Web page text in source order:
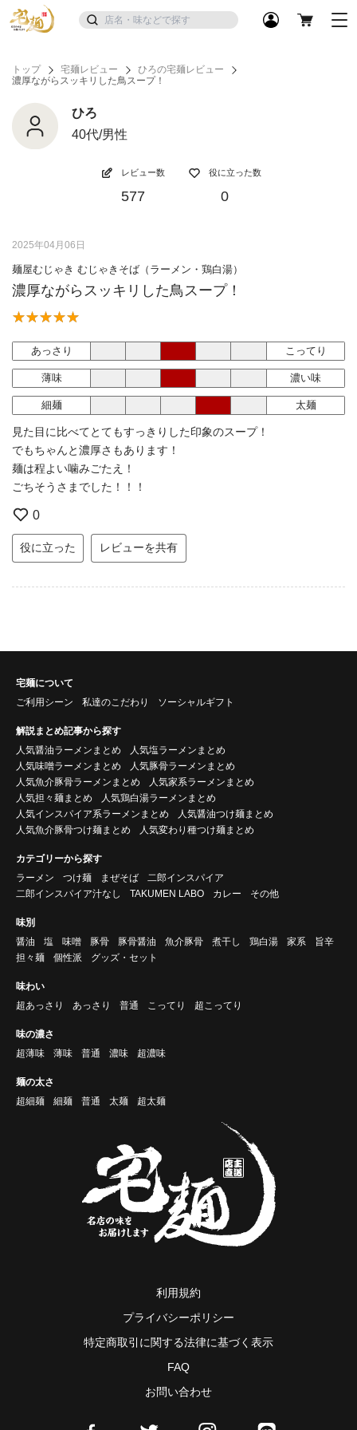
トップ 宅麺レビュー
ひろの宅麺レビュー
濃厚ながらスッキリした鳥スープ！
ひろ
40代/男性
レビュー数
577
役に立った数
0
2025年04月06日
麺屋むじゃき むじゃきそば（ラーメン・鶏白湯）
濃厚ながらスッキリした鳥スープ！
あっさり こってり
薄味 濃い味
細麺 太麺
見た目に比べてとてもすっきりした印象のスープ！
でもちゃんと濃厚さもあります！
麺は程よい噛みごたえ！
ごちそうさまでした！！！
0
役に立った レビューを共有
宅麺について
ご利用シーン
私達のこだわり ソーシャルギフト
解説まとめ記事から探す
人気醤油ラーメンまとめ
人気塩ラーメンまとめ
人気味噌ラーメンまとめ
人気豚骨ラーメンまとめ
人気魚介豚骨ラーメンまとめ
人気家系ラーメンまとめ
人気担々麺まとめ
人気鶏白湯ラーメンまとめ
人気インスパイア系ラーメンまとめ
人気醤油つけ麺まとめ
人気魚介豚骨つけ麺まとめ
人気変わり種つけ麺まとめ
カテゴリーから探す
ラーメン
つけ麺 まぜそば
二郎インスパイア
二郎インスパイア汁なし
TAKUMEN LABO カレー その他
味別
醤油
塩 味噌 豚骨 豚骨醤油 魚介豚骨 煮干し 鶏白湯 家系
旨辛
担々麺
個性派 グッズ・セット
味わい
超あっさり
あっさり 普通 こってり 超こってり
味の濃さ
超薄味
薄味 普通 濃味 超濃味
麺の太さ
超細麺
細麺 普通 太麺 超太麺
利用規約
プライバシーポリシー
特定商取引に関する法律に基づく表示
FAQ
お問い合わせ